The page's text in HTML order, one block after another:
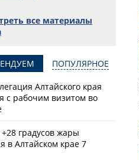
все материалы
ПОПУЛЯРНОЕ
Алтайского края
с рабочим визитом во
градусов жары
в Алтайском крае 7